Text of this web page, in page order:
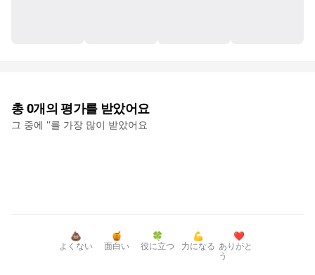
총0개의 평가를 받았어요
그 중에 ''를 가장 많이 받았어요
💩
よくない
🍯
面白い
🍀
役に立つ
💪
力になる
❤️
ありがと
う